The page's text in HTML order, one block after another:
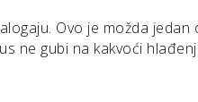
Ovo je možda
ne gubi na kakvoći